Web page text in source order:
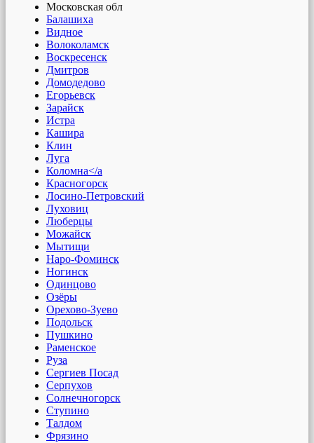
Московская обл
Балашиха
Видное
Волоколамск
Воскресенск
Дмитров
Домодедово
Егорьевск
Зарайск
Истра
Кашира
Клин
Луга
Коломна</a
Красногорск
Лосино-Петровский
Луховиц
Люберцы
Можайск
Мытищи
Наро-Фоминск
Ногинск
Одинцово
Озёры
Орехово-Зуево
Подольск
Пушкино
Раменское
Руза
Сергиев Посад
Серпухов
Солнечногорск
Ступино
Талдом
Фрязино